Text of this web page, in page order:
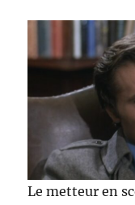
Le metteur en